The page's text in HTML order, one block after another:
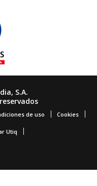
S.A.
de uso Cookies
Utiq